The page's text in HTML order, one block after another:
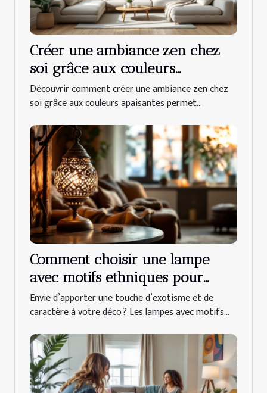
Créer une ambiance zen chez
soi grâce aux couleurs
apaisantes
Découvrir comment créer une ambiance zen chez
soi grâce aux couleurs apaisantes permet...
Comment choisir une lampe
avec motifs ethniques pour
votre intérieur ?
Envie d’apporter une touche d’exotisme et de
caractère à votre déco ? Les lampes avec motifs...